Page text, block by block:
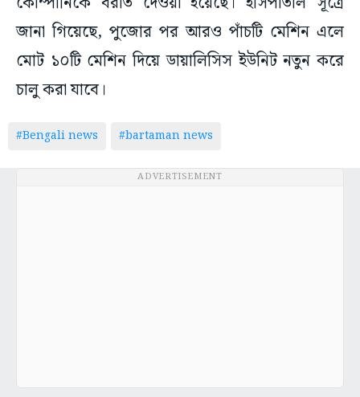
জানা গিয়েছে, পুজোর পর আরও পাঁচটি মেশিন এলে
মোট ১০টি মেশিন দিয়ে ডায়ালিসিস ইউনিট নতুন করে
চালু করা যাবে।
#Bengali news #bartaman news
ADVERTISEMENT